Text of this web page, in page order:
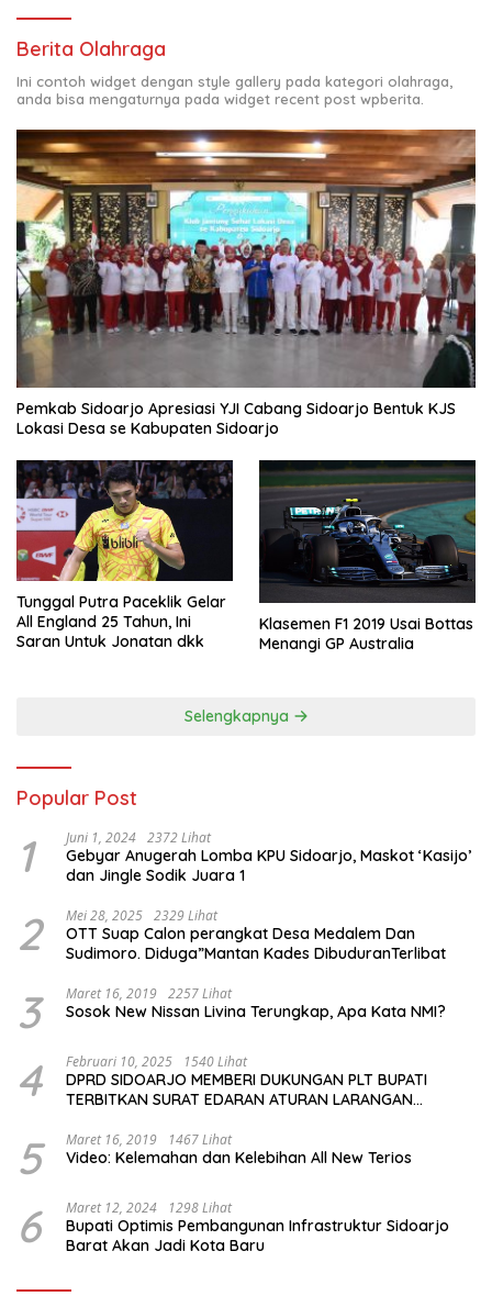
Berita Olahraga
Ini contoh widget dengan style gallery pada kategori olahraga,
anda bisa mengaturnya pada widget recent post wpberita.
Pemkab Sidoarjo Apresiasi YJI Cabang Sidoarjo Bentuk KJS
Lokasi Desa se Kabupaten Sidoarjo
Tunggal Putra Paceklik Gelar
All England 25 Tahun, Ini
Saran Untuk Jonatan dkk
Klasemen F1 2019 Usai Bottas
Menangi GP Australia
Selengkapnya
Popular Post
1 Juni 1, 2024 2372 Lihat
Gebyar Anugerah Lomba KPU Sidoarjo, Maskot ‘Kasijo’
dan Jingle Sodik Juara 1
2 Mei 28, 2025 2329 Lihat
OTT Suap Calon perangkat Desa Medalem Dan
Sudimoro. Diduga”Mantan Kades DibuduranTerlibat
3 Maret 16, 2019 2257 Lihat
Sosok New Nissan Livina Terungkap, Apa Kata NMI?
4 Februari 10, 2025 1540 Lihat
DPRD SIDOARJO MEMBERI DUKUNGAN PLT BUPATI
TERBITKAN SURAT EDARAN ATURAN LARANGAN
KELUAR KOTA
5 Maret 16, 2019 1467 Lihat
Video: Kelemahan dan Kelebihan All New Terios
6 Maret 12, 2024 1298 Lihat
Bupati Optimis Pembangunan Infrastruktur Sidoarjo
Barat Akan Jadi Kota Baru